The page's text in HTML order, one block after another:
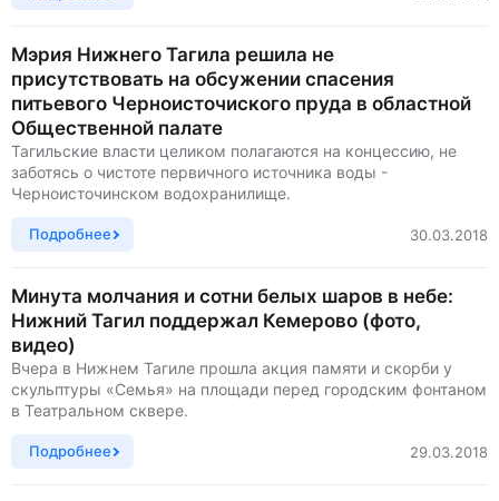
Мэрия Нижнего Тагила решила не
присутствовать на обсужении спасения
питьевого Черноисточиского пруда в областной
Общественной палате
Тагильские власти целиком полагаются на концессию, не
заботясь о чистоте первичного источника воды -
Черноисточинском водохранилище.
Подробнее 30.03.2018
Минута молчания и сотни белых шаров в небе:
Нижний Тагил поддержал Кемерово (фото,
видео)
Вчера в Нижнем Тагиле прошла акция памяти и скорби у
скульптуры «Семья» на площади перед городским фонтаном
в Театральном сквере.
Подробнее 29.03.2018